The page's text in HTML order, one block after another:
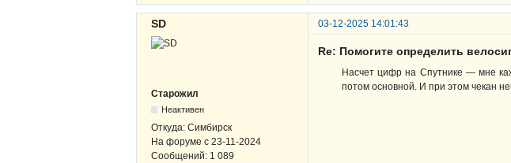
SD 03-12-2025 14:01:43
Старожил
Неактивен
Откуда: Симбирск
На форуме с 23-11-2024
Сообщений: 1 089
Re: Помогите определить
Насчет цифр на Спутнике — мне
потом основной. И при этом чекан